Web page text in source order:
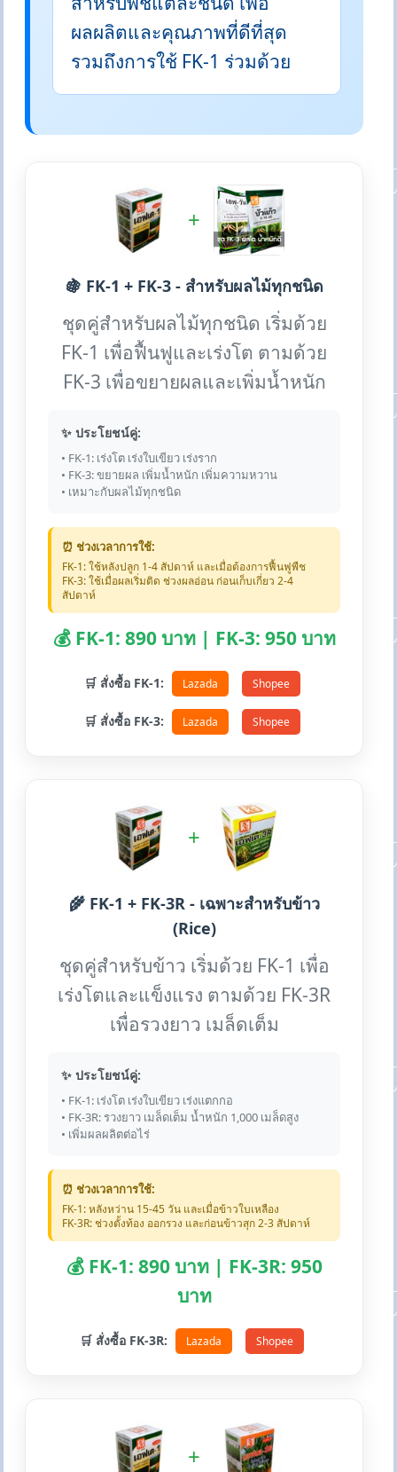
ผลผลิตและคุณภาพที่ดีที่สุด
รวมถึงการใช้ FK-1 ร่วมด้วย
+
🍇 FK-1 + FK-3 - สำหรับผลไม้ทุกชนิด
ชุดคู่สำหรับผลไม้ทุกชนิด เริ่มด้วย
FK-1 เพื่อฟื้นฟูและเร่งโต ตามด้วย
FK-3 เพื่อขยายผลและเพิ่มน้ำหนัก
✨ ประโยชน์คู่:
• FK-1: เร่งโต เร่งใบเขียว เร่งราก
• FK-3: ขยายผล เพิ่มน้ำหนัก เพิ่มความหวาน
• เหมาะกับผลไม้ทุกชนิด
⏰ ช่วงเวลาการใช้:
FK-1: ใช้หลังปลูก 1-4 สัปดาห์ และเมื่อต้องการฟื้นฟูพืช
FK-3: ใช้เมื่อผลเริ่มติด ช่วงผลอ่อน ก่อนเก็บเกี่ยว 2-4
สัปดาห์
💰 FK-1: 890 บาท | FK-3: 950 บาท
🛒 สั่งซื้อ FK-1: Lazada Shopee
🛒 สั่งซื้อ FK-3: Lazada Shopee
+
🌾 FK-1 + FK-3R - เฉพาะสำหรับข้าว
(Rice)
ชุดคู่สำหรับข้าว เริ่มด้วย FK-1 เพื่อ
เร่งโตและแข็งแรง ตามด้วย FK-3R
เพื่อรวงยาว เมล็ดเต็ม
✨ ประโยชน์คู่:
• FK-1: เร่งโต เร่งใบเขียว เร่งแตกกอ
• FK-3R: รวงยาว เมล็ดเต็ม น้ำหนัก 1,000 เมล็ดสูง
• เพิ่มผลผลิตต่อไร่
⏰ ช่วงเวลาการใช้:
FK-1: หลังหว่าน 15-45 วัน และเมื่อข้าวใบเหลือง
FK-3R: ช่วงตั้งท้อง ออกรวง และก่อนข้าวสุก 2-3 สัปดาห์
💰 FK-1: 890 บาท | FK-3R: 950
บาท
🛒 สั่งซื้อ FK-3R: Lazada Shopee
+